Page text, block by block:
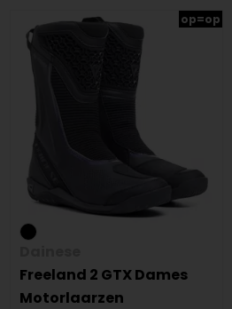
op=op
Freeland 2 GTX Dames
Motorlaarzen